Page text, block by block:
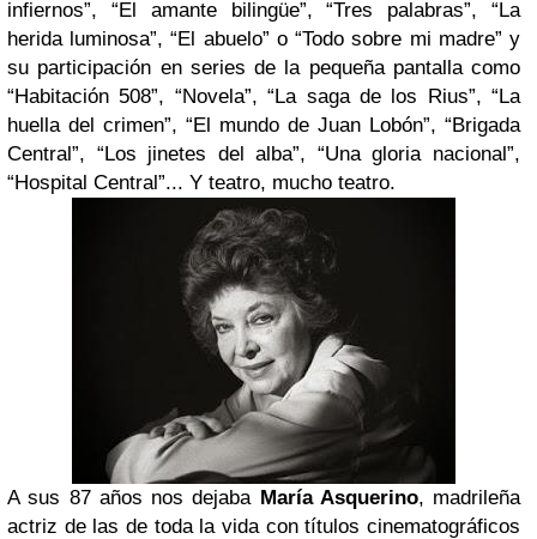
infiernos”, “El amante bilingüe”, “Tres palabras”, “La
herida luminosa”, “El abuelo” o “Todo sobre mi madre” y
su participación en series de la pequeña pantalla como
“Habitación 508”, “Novela”, “La saga de los Rius”, “La
huella del crimen”, “El mundo de Juan Lobón”, “Brigada
Central”, “Los jinetes del alba”, “Una gloria nacional”,
“Hospital Central”... Y teatro, mucho teatro.
A sus 87 años nos dejaba María Asquerino, madrileña
actriz de las de toda la vida con títulos cinematográficos